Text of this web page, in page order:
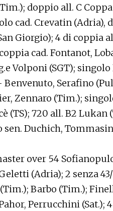
doppio all. C
cad. Crevatin (Adria),
Giorgio); 4 di coppia
cad. Fontanot,
Volponi (SGT); singolo
Serafino
Zennaro (Tim.);
(TS); 720 all. B2 Lukan
sen. Duchich,
over 54
(Adria); 2 senza
(Tim.); Barbo (Tim.);
Perrucchini (Sat.);